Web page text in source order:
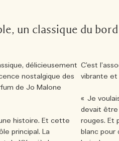
un classique du
délicieusement
nostalgique des
de Jo Malone
histoire. Et cette
principal. La
C’est
vibrante et
« Je
devait être
rouges. Et
blanc pour